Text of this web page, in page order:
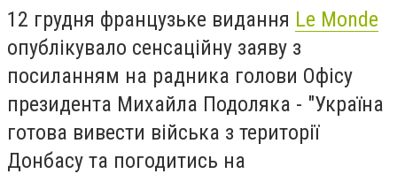
12 грудня французьке видання Le Monde
опублікувало сенсаційну заяву з
посиланням на радника голови Офісу
президента Михайла Подоляка - "Україна
готова вивести війська з території
Донбасу та погодитись на